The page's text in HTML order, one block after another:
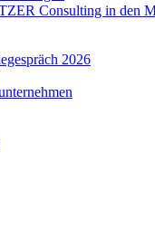
Consulting in den
2026